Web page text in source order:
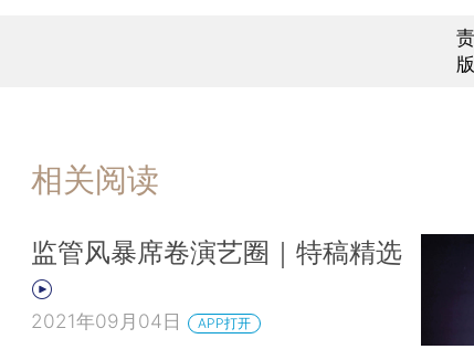
相关阅读
监管风暴席卷演艺圈｜特稿精选
2021年09月04日 APP打开